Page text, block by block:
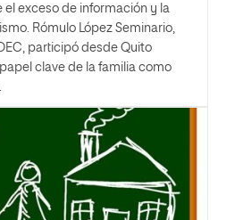
el exceso de información y la
Rómulo López Seminario,
participó desde Quito
clave de la familia como